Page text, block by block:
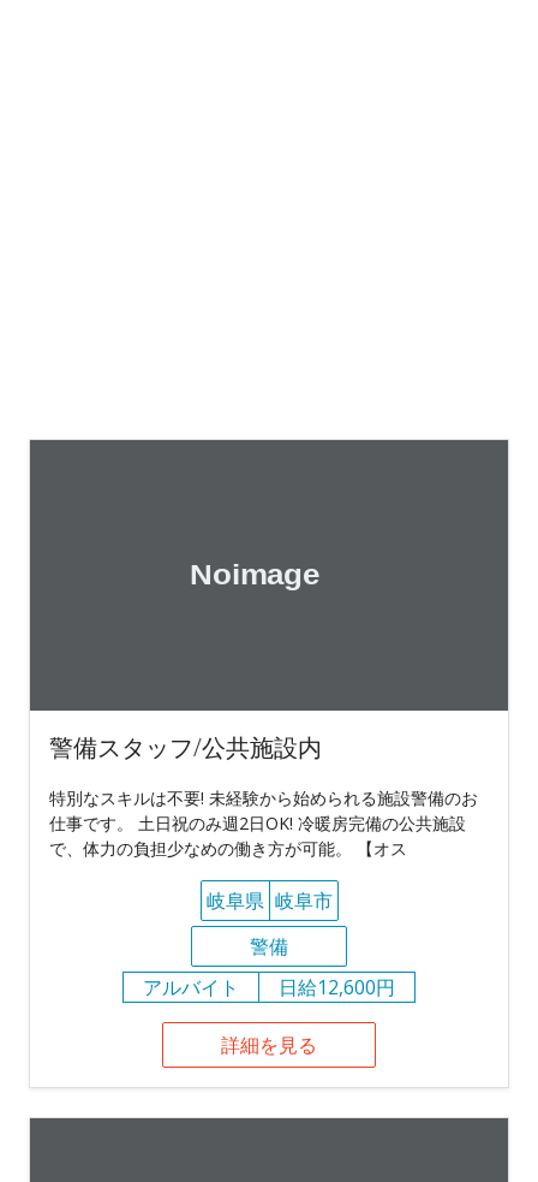
警備スタッフ/公共施設内
特別なスキルは不要! 未経験から始められる施設警備のお
仕事です。 土日祝のみ週2日OK! 冷暖房完備の公共施設
で、体力の負担少なめの働き方が可能。 【オス
岐阜県 岐阜市
警備
アルバイト
日給12,600円
詳細を見る